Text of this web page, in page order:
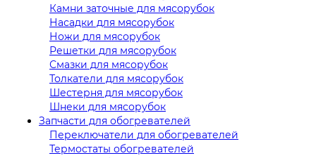
Камни заточные для мясорубок
Насадки для мясорубок
Ножи для мясорубок
Решетки для мясорубок
Смазки для мясорубок
Толкатели для мясорубок
Шестерня для мясорубок
Шнеки для мясорубок
Запчасти для обогревателей
Переключатели для обогревателей
Термостаты обогревателей